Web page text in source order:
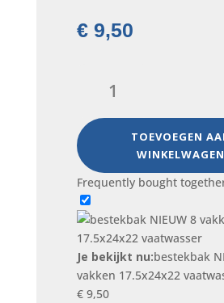
€9,50
NIEUW
vakken
17.5x24x22
vaatwasser
aantal
TOEVOEGEN
WINKELWAGEN
Frequently bought
Je bekijkt nu:bestekbak
vakken 17.5x24x22
€9,50